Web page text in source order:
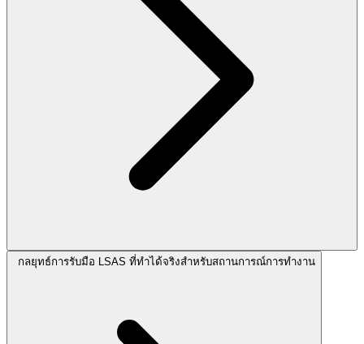
กลยุทธ์การรับมือ LSAS ที่ทำได้จริงสำหรับสถานการณ์การทำงาน